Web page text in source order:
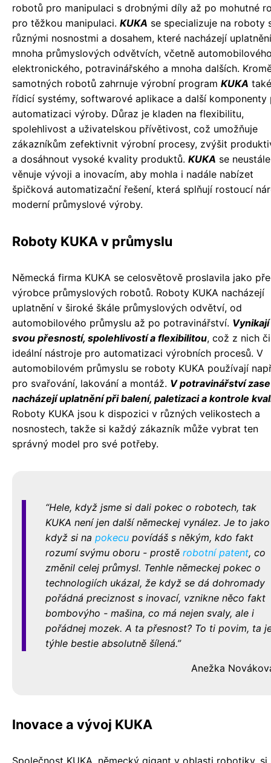
robotů pro manipulaci s drobnými díly až po mohutné
pro těžkou manipulaci. KUKA se specializuje na roboty
různými nosnostmi a dosahem, které nacházejí
mnoha průmyslových odvětvích, včetně
elektronického, potravinářského a mnoha dalších.
samotných robotů zahrnuje výrobní program KUKA také
řídicí systémy, softwarové aplikace a další komponenty
automatizaci výroby. Důraz je kladen na flexibilitu,
spolehlivost a uživatelskou přívětivost, což umožňuje
zákazníkům zefektivnit výrobní procesy, zvýšit
a dosáhnout vysoké kvality produktů. KUKA se neustále
věnuje vývoji a inovacím, aby mohla i nadále nabízet
špičková automatizační řešení, která splňují rostoucí
moderní průmyslové výroby.
Roboty KUKA v průmyslu
Německá firma KUKA se celosvětově proslavila jako
výrobce průmyslových robotů. Roboty KUKA nacházejí
uplatnění v široké škále průmyslových odvětví, od
automobilového průmyslu až po potravinářství. Vynikají
svou přesností, spolehlivostí a flexibilitou, což z nich
ideální nástroje pro automatizaci výrobních procesů. V
automobilovém průmyslu se roboty KUKA používají
pro svařování, lakování a montáž. V potravinářství zase
nacházejí uplatnění při balení, paletizaci a kontrole
Roboty KUKA jsou k dispozici v různých velikostech a
nosnostech, takže si každý zákazník může vybrat ten
správný model pro své potřeby.
Hele, když jsme si dali pokec o robotech, tak
KUKA není jen další německej vynález. Je to jako
když si na pokecu povídáš s někým, kdo fakt
rozumí svýmu oboru - prostě robotní patent, co
změnil celej průmysl. Tenhle německej pokec o
technologiích ukázal, že když se dá dohromady
pořádná preciznost s inovací, vznikne něco fakt
bombovýho - mašina, co má nejen svaly, ale i
pořádnej mozek. A ta přesnost? To ti povim, ta
týhle bestie absolutně šílená.
Anežka
Inovace a vývoj KUKA